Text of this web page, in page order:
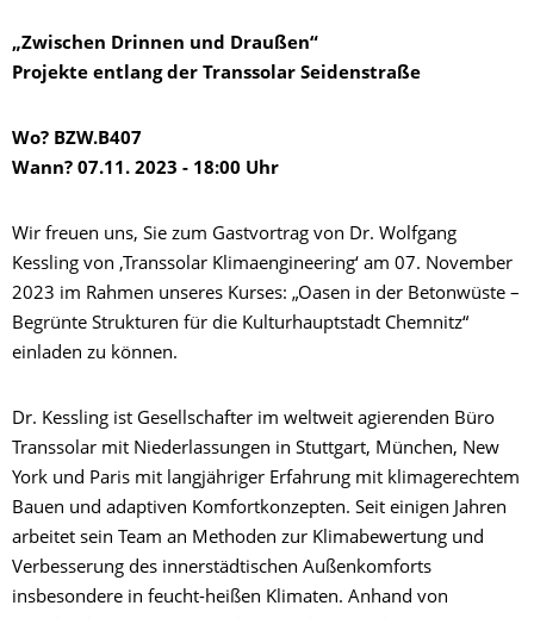
„Zwischen Drinnen und Draußen“
Projekte entlang der Transsolar Seidenstraße
Wo? BZW.B407
Wann? 07.11. 2023 - 18:00 Uhr
Wir freuen uns, Sie zum Gastvortrag von Dr. Wolfgang
Kessling von ‚Transsolar Klimaengineering‘ am 07. November
2023 im Rahmen unseres Kurses: „Oasen in der Betonwüste –
Begrünte Strukturen für die Kulturhauptstadt Chemnitz“
einladen zu können.
Dr. Kessling ist Gesellschafter im weltweit agierenden Büro
Transsolar mit Niederlassungen in Stuttgart, München, New
York und Paris mit langjähriger Erfahrung mit klimagerechtem
Bauen und adaptiven Komfortkonzepten. Seit einigen Jahren
arbeitet sein Team an Methoden zur Klimabewertung und
Verbesserung des innerstädtischen Außenkomforts
insbesondere in feucht-heißen Klimaten. Anhand von